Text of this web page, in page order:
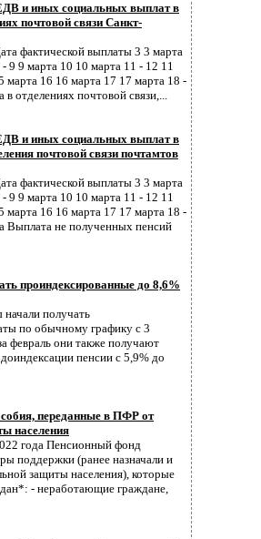
и иных социальных выплат в
почтовой связи Санкт-
фактической выплаты 3 3 марта
9 9 марта 10 10 марта 11 - 12 11
марта 16 16 марта 17 17 марта 18 -
отделениях почтовой связи,...
и иных социальных выплат в
почтовой связи почтамтов
фактической выплаты 3 3 марта
9 9 марта 10 10 марта 11 - 12 11
марта 16 16 марта 17 17 марта 18 -
Выплата не полученных пенсий
проиндексированные до 8,6%
получать
по обычному графику с 3
февраль они также получают
пенсии с 5,9% до
переданные в ПФР от
населения
года Пенсионный фонд
поддержки (ранее назначали и
защиты населения), которые
- неработающие граждане,